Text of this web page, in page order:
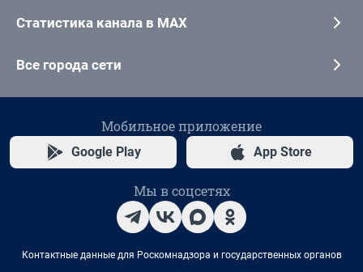
Статистика канала в MAX
Все города сети
Мобильное приложение
Google Play App Store
Мы в соцсетях
Контактные данные для Роскомнадзора и государственных органов